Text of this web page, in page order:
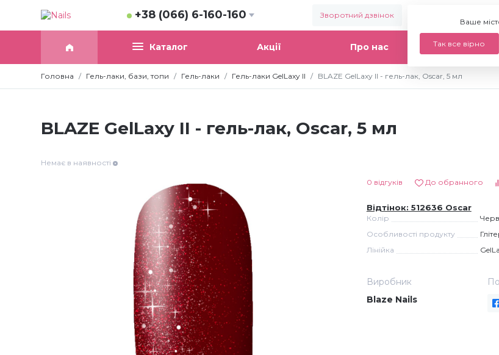
+38 (066) 6-160-160 Зворотний дзвінок
Ваше
Так все вірно
Каталог Акції Про нас Статті
Головна Гель-лаки, бази, топи Гель-лаки Гель-лаки GelLaxy II BLAZE GelLaxy II - гель-лак, Oscar, 5 мл
BLAZE GelLaxy II - гель-лак, Oscar, 5 мл
Немає в наявності
0 відгуків До обранного
Відтінок: 512636 Oscar
Колір
Особливості продукту
Лінійка
Виробник
Blaze Nails